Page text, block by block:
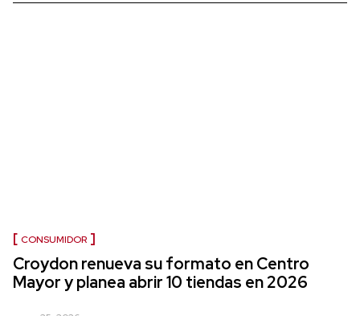
CONSUMIDOR
Croydon renueva su formato en Centro
Mayor y planea abrir 10 tiendas en 2026